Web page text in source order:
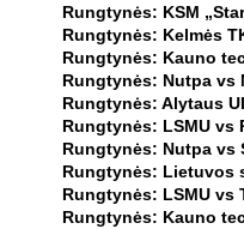
Rungtynės: KSM
Rungtynės: Kelmės
Rungtynės: Kauno
Rungtynės: Nutpa vs
Rungtynės: Alytaus
Rungtynės: LSMU vs
Rungtynės: Nutpa vs
Rungtynės: Lietuvos
Rungtynės: LSMU vs
Rungtynės: Kauno